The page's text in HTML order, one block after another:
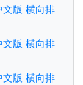
版 横向排
版 横向排
版 横向排